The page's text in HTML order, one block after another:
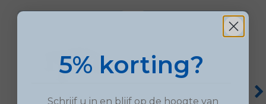
5% korting?
Schrijf u in en blijf op de hoogte van